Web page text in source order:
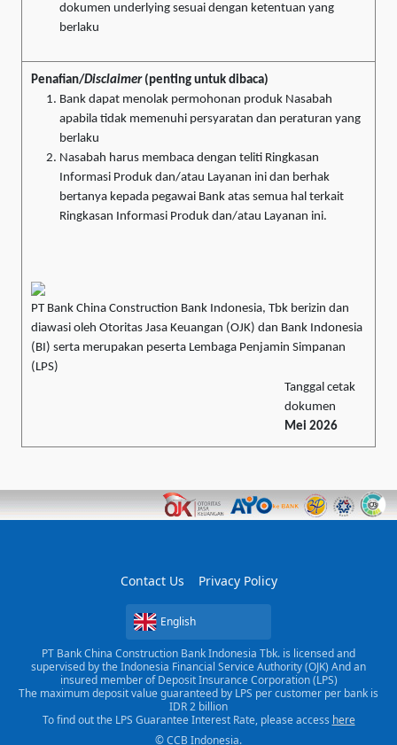
dokumen underlying sesuai dengan ketentuan yang
berlaku
Penafian/Disclaimer(penting untuk dibaca)
Bank dapat menolak permohonan produk Nasabah
apabila tidak memenuhi persyaratan dan peraturan yang
berlaku
Nasabah harus membaca dengan teliti Ringkasan
Informasi Produk dan/atau Layanan ini dan berhak
bertanya kepada pegawai Bank atas semua hal terkait
Ringkasan Informasi Produk dan/atau Layanan ini.
PT Bank China Construction Bank Indonesia, Tbk berizin dan
diawasi oleh Otoritas Jasa Keuangan (OJK) dan Bank Indonesia
(BI) serta merupakan peserta Lembaga Penjamin Simpanan
(LPS)
Tanggal cetak
dokumen
Mei 2026
Contact Us Privacy Policy
English
PT Bank China Construction Bank Indonesia Tbk. is licensed and
supervised by the Indonesia Financial Service Authority (OJK) And an
insured member of Deposit Insurance Corporation (LPS)
The maximum deposit value guaranteed by LPS per customer per bank is
IDR 2 billion
To find out the LPS Guarantee Interest Rate, please access here
© CCB Indonesia.